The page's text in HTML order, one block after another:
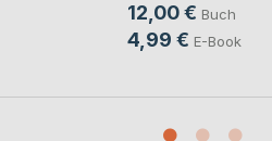
12,00 € Buch
4,99 € E-Book